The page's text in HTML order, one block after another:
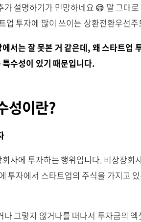
설명하기가 민망하네요 😅 말 그대
업 투자에 많이 쓰이는 상환전환우선
서는 잘 못본 거 같은데, 왜 스타트업
수성이 있기 때문입니다.
성이란?
사에 투자하는 행위입니다. 비상장회
투자에서 스타트업의 주식을 가지고
그렇지 않거나를 떠나서 투자금의